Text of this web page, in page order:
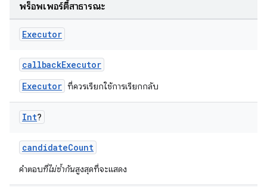
พร็อพเพอร์ตี้สาธารณะ
Executor
callbackExecutor
Executor ที่ควรเรียกใช้การเรียกกลับ
Int?
candidateCount
คำตอบที่ไม่ซ้ำกันสูงสุดที่จะแสดง